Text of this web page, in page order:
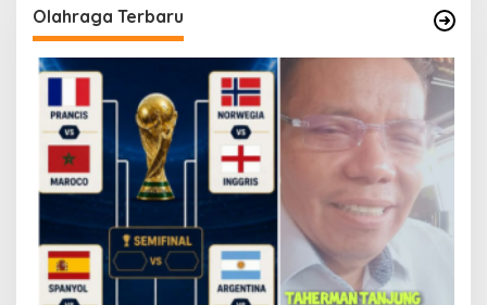
Olahraga Terbaru